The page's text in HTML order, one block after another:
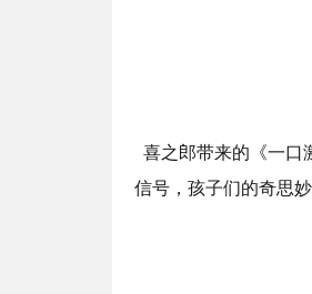
喜之郎带来的《一口
信号，孩子们的奇思